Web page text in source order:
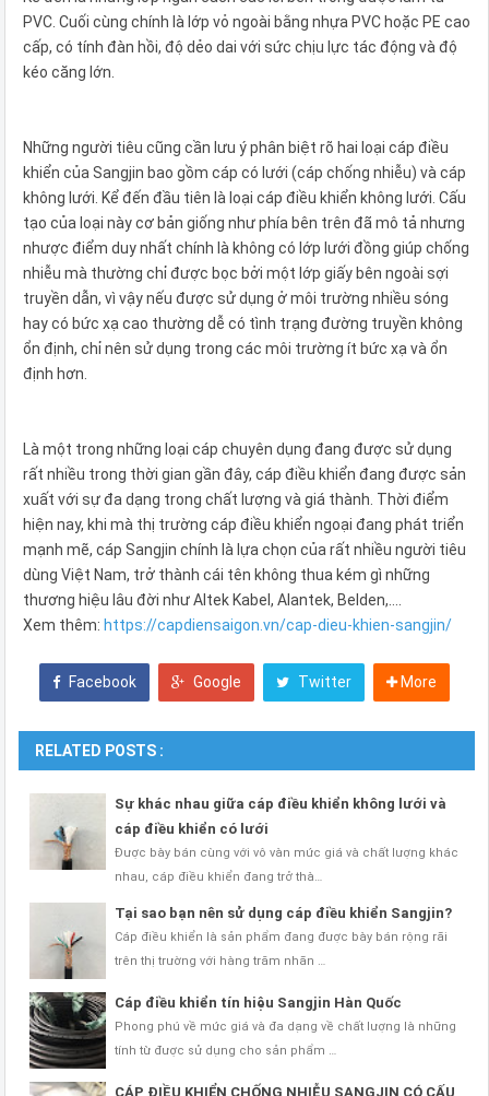
PVC. Cuối cùng chính là lớp vỏ ngoài bằng nhựa PVC hoặc PE cao
cấp, có tính đàn hồi, độ dẻo dai với sức chịu lực tác động và độ
kéo căng lớn.
Những người tiêu cũng cần lưu ý phân biệt rõ hai loại cáp điều
khiển của Sangjin bao gồm cáp có lưới (cáp chống nhiễu) và cáp
không lưới. Kể đến đầu tiên là loại cáp điều khiển không lưới. Cấu
tạo của loại này cơ bản giống như phía bên trên đã mô tả nhưng
nhược điểm duy nhất chính là không có lớp lưới đồng giúp chống
nhiễu mà thường chỉ được bọc bởi một lớp giấy bên ngoài sợi
truyền dẫn, vì vậy nếu được sử dụng ở môi trường nhiều sóng
hay có bức xạ cao thường dễ có tình trạng đường truyền không
ổn định, chỉ nên sử dụng trong các môi trường ít bức xạ và ổn
định hơn.
Là một trong những loại cáp chuyên dụng đang được sử dụng
rất nhiều trong thời gian gần đây, cáp điều khiển đang được sản
xuất với sự đa dạng trong chất lượng và giá thành. Thời điểm
hiện nay, khi mà thị trường cáp điều khiển ngoại đang phát triển
mạnh mẽ, cáp Sangjin chính là lựa chọn của rất nhiều người tiêu
dùng Việt Nam, trở thành cái tên không thua kém gì những
thương hiệu lâu đời như Altek Kabel, Alantek, Belden,….
Xem thêm: https://capdiensaigon.vn/cap-dieu-khien-sangjin/
Facebook Google Twitter More
RELATED POSTS :
Sự khác nhau giữa cáp điều khiển không lưới và
cáp điều khiển có lưới
Được bày bán cùng với vô vàn mức giá và chất lượng khác
nhau, cáp điều khiển đang trở thà…
Tại sao bạn nên sử dụng cáp điều khiển Sangjin?
Cáp điều khiển là sản phẩm đang được bày bán rộng rãi
trên thị trường với hàng trăm nhãn …
Cáp điều khiển tín hiệu Sangjin Hàn Quốc
Phong phú về mức giá và đa dạng về chất lượng là những
tính từ được sử dụng cho sản phẩm …
CÁP ĐIỀU KHIỂN CHỐNG NHIỄU SANGJIN CÓ CẤU